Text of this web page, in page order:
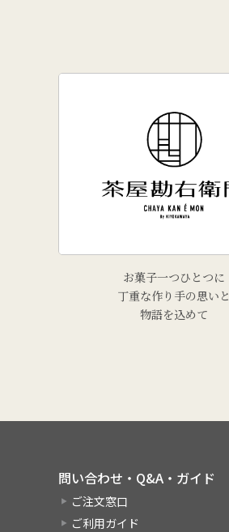
お菓子一つひとつに
丁重な作り手の思いと
物語を込めて
問い合わせ・Q&A・ガイド
ご注文窓口
ご利用ガイド